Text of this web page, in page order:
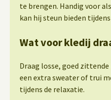
te brengen. Handig voor
kan hij steun bieden
Wat voor kledij
Draag losse, goed
een extra sweater of trui
tijdens de relaxatie.